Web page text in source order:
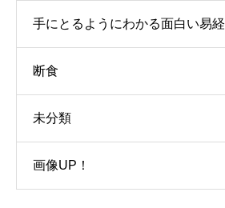
手にとるようにわかる面白い易経
断食
未分類
画像UP！